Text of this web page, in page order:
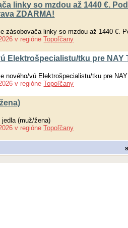
linky so mzdou až 1440 €.
ZDARMA!
zásobovača linky so mzdou až 1440 €.
v regióne Topoľčany
Elektrošpecialistu/tku pre NAY
nového/vú Elektrošpecialistu/tku pre
v regióne Topoľčany
(muž/žena)
v regióne Topoľčany